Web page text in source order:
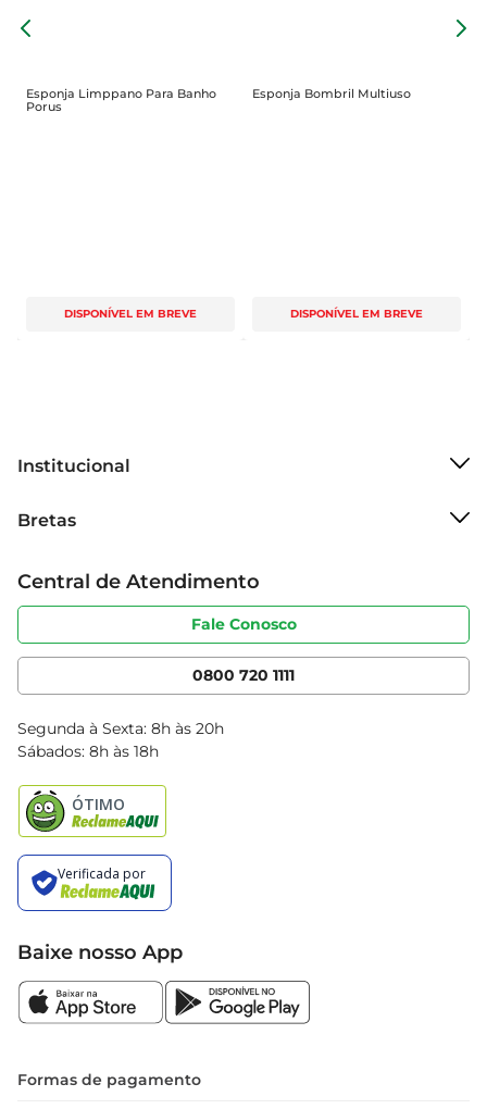
Esponja Limppano Para Banho
Porus
DISPONÍVEL EM BREVE
Esponja Bombril Multiuso
DISPONÍVEL EM BREVE
Institucional
Grupo Cencosud
Sobre privacidade
Portal do fornecedor
Cencosud Media
Bretas
Produtos Bretas
Código de ética
Serviços
Clube Bretas
Blog Bretas
Black Friday
Central de Atendimento
Fale Conosco
0800 720 1111
Segunda à Sexta: 8h às 20h
Sábados: 8h às 18h
Baixe nosso App
Formas de pagamento